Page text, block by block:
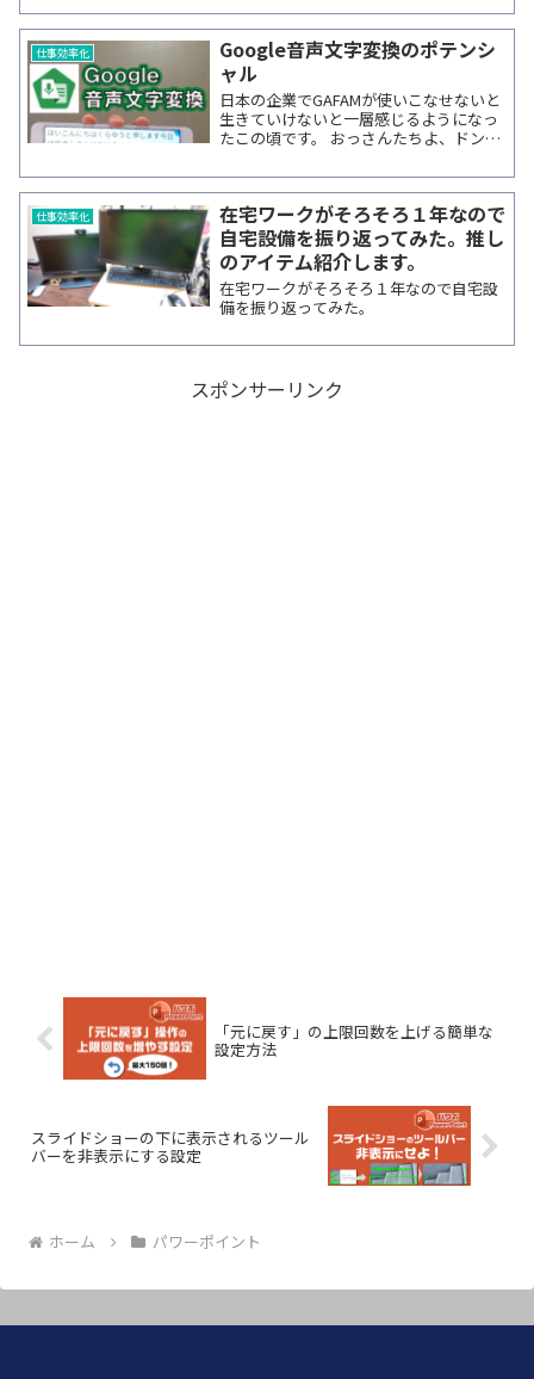
ントにも動画をトリミング編集する機能
が備わっているので、動画編集ソフトで
事前に...
仕事効率化
Google音声文字変換のポテンシ
ャル
日本の企業でGAFAMが使いこなせないと
生きていけないと一層感じるようになっ
たこの頃です。 おっさんたちよ、ドンマ
らゆーです。 Googleから出ているアプ
リで「音声文字変換...
仕事効率化
在宅ワークがそろそろ１年なので
自宅設備を振り返ってみた。推し
のアイテム紹介します。
在宅ワークがそろそろ１年なので自宅設
備を振り返ってみた。
スポンサーリンク
「元に戻す」の上限回数を上げる簡単な
設定方法
スライドショーの下に表示されるツール
バーを非表示にする設定
ホーム パワーポイント